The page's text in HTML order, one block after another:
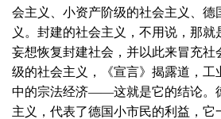
会主义、小资产阶级的社会主义、德
义。封建的社会主义，不用说，那就
妄想恢复封建社会，并以此来冒充社
级的社会主义，《宣言》揭露道，工
中的宗法经济——这就是它的结论。
主义，代表了德国小市民的利益，它